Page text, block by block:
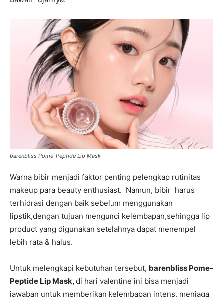
barenbliss Pome-Peptide Lip Mask
Warna bibir menjadi faktor penting pelengkap rutinitas
makeup para beauty enthusiast. Namun, bibir harus
terhidrasi dengan baik sebelum menggunakan
lipstik,dengan tujuan mengunci kelembapan,sehingga lip
product yang digunakan setelahnya dapat menempel
lebih rata & halus.
Untuk melengkapi kebutuhan tersebut, barenbliss Pome-
Peptide Lip Mask,di hari valentine ini bisa menjadi
jawaban untuk memberikan kelembapan intens, menjaga